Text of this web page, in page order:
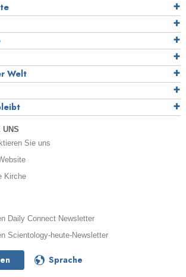
Welt
UNS
Sie uns
Kirche
Daily Connect Newsletter
Scientology-heute-Newsletter
Sprache